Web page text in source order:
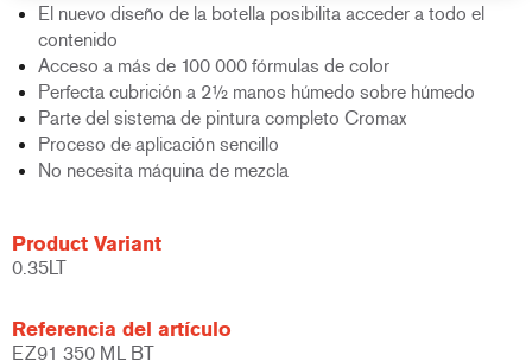
El nuevo diseño de la botella posibilita acceder a todo el
contenido
Acceso a más de 100 000 fórmulas de color
Perfecta cubrición a 2½ manos húmedo sobre húmedo
Parte del sistema de pintura completo Cromax
Proceso de aplicación sencillo
No necesita máquina de mezcla
Product Variant
0.35LT
Referencia del artículo
EZ91 350 ML BT